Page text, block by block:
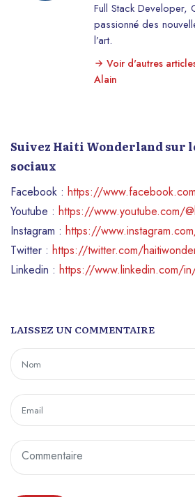
Full Stack Developer,
passionné des
l’art.
Voir d'autres
Alain
Suivez Haiti Wonderland sur
sociaux
Facebook : https://
Youtube : https://www.youtube.com/
Instagram : https://
Twitter : https://twitter.com/
Linkedin : https://www.linkedin.com/
LAISSEZ UN COMMENTAIRE